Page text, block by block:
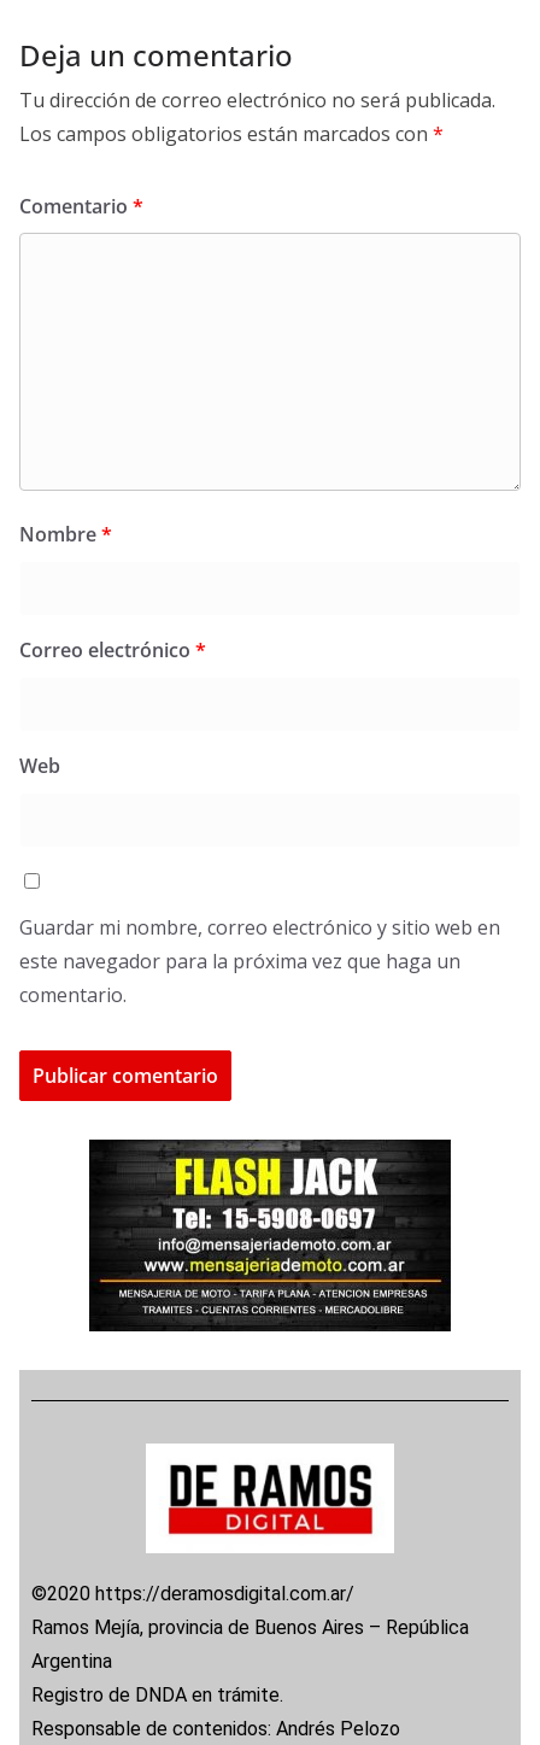
Deja un comentario
Tu dirección de correo electrónico no será publicada.
Los campos obligatorios están marcados con *
Comentario *
Nombre*
Correo electrónico *
Web
Guardar mi nombre, correo electrónico y sitio web en
este navegador para la próxima vez que haga un
comentario.
©2020 https://deramosdigital.com.ar/
Ramos Mejía, provincia de Buenos Aires – República
Argentina
Registro de DNDA en trámite.
Responsable de contenidos: Andrés Pelozo